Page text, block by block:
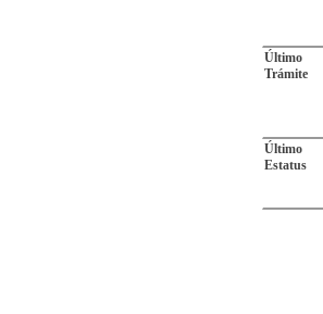
Último
Trámite
Último
Estatus